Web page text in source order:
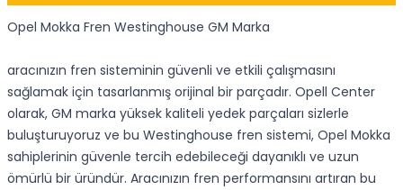
Opel Mokka Fren Westinghouse GM Marka
aracınızın fren sisteminin güvenli ve etkili çalışmasını
sağlamak için tasarlanmış orijinal bir parçadır. Opell Center
olarak, GM marka yüksek kaliteli yedek parçaları sizlerle
buluşturuyoruz ve bu Westinghouse fren sistemi, Opel Mokka
sahiplerinin güvenle tercih edebileceği dayanıklı ve uzun
ömürlü bir üründür. Aracınızın fren performansını artıran bu